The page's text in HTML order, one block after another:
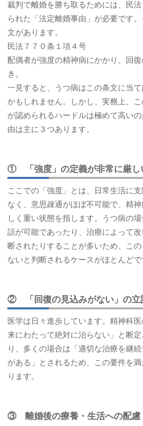
裁判で離婚を勝ち取るためには、民
られた「法定離婚事由」が必要です
文があります。
民法７７０条１項４号
配偶者が強度の精神病にかかり、回
き。
一見すると、うつ病はこの条文に当
かもしれません。しかし、実務上、
が認められるハードルは極めて高い
由は主に３つあります。
① 「強度」の定義が非常に厳し
ここでの「強度」とは、日常生活に
なく、意思疎通がほぼ不可能で、精
しく重い状態を指します。うつ病の
話が可能であったり、治療によって
断されたりすることが多いため、こ
ないと判断されるケースがほとんどで
② 「回復の見込みがない」の立
医学は日々進歩しています。精神科
来にわたって絶対に治らない」と断
り、多くの場合は「適切な治療を継
がある」とされるため、この要件を
ります。
③ 離婚後の療養・生活への配慮